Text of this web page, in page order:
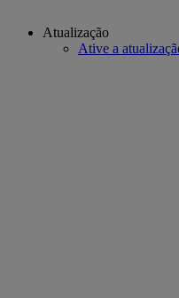
Atualização
Ative a